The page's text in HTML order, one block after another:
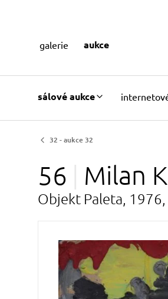
sálové aukce
galerie aukce
32 - aukce 32
56 Milan
Objekt Paleta,